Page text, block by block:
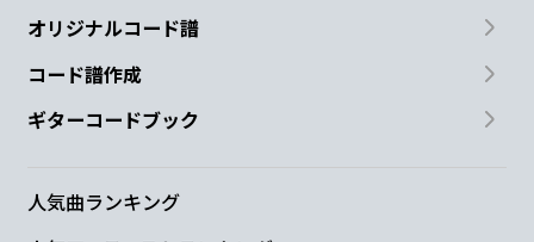
オリジナルコード譜
コード譜作成
ギターコードブック
人気曲ランキング